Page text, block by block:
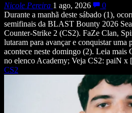
Nicole Pereira 1 ago, 2026
0
Durante a manhã deste sábado (1),
semifinais da BLAST Bounty 2026
Counter-Strike 2 (CS2). FaZe Clan,
lutaram para avançar e conquistar uma
acontece neste domingo (2). Leia mais
no elenco Academy; Veja CS2: paiN
CS2